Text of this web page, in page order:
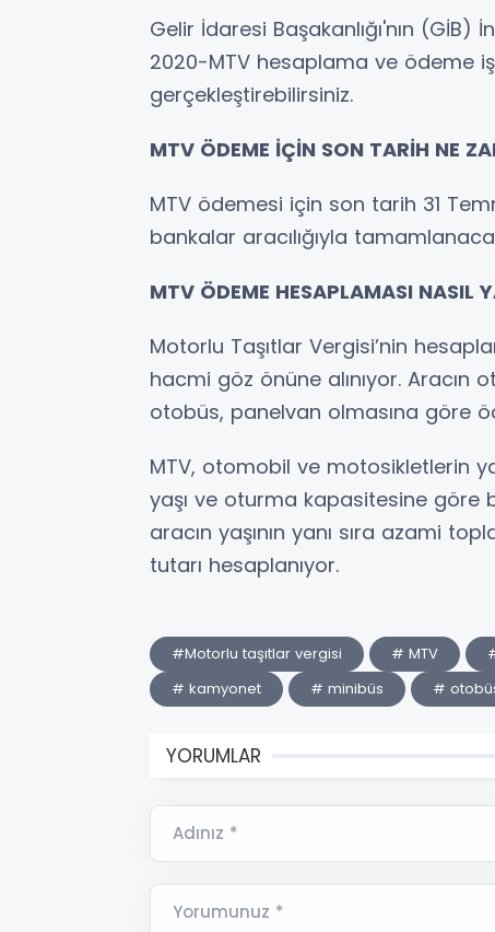
Gelir İdaresi Başakanlığı'nın
2020-MTV hesaplama ve ödeme
gerçekleştirebilirsiniz.
MTV ÖDEME İÇİN SON TARİH NE
MTV ödemesi için son tarih 31
bankalar aracılığıyla
MTV ÖDEME HESAPLAMASI NASIL
Motorlu Taşıtlar Vergisi’nin
hacmi göz önüne alınıyor.
otobüs, panelvan olmasına göre
MTV, otomobil ve motosikletlerin
yaşı ve oturma kapasitesine göre
aracın yaşının yanı sıra azami
tutarı hesaplanıyor.
#Motorlu taşıtlar vergisi # MTV
# kamyonet
# minibüs #
YORUMLAR
Adınız *
Yorumunuz *